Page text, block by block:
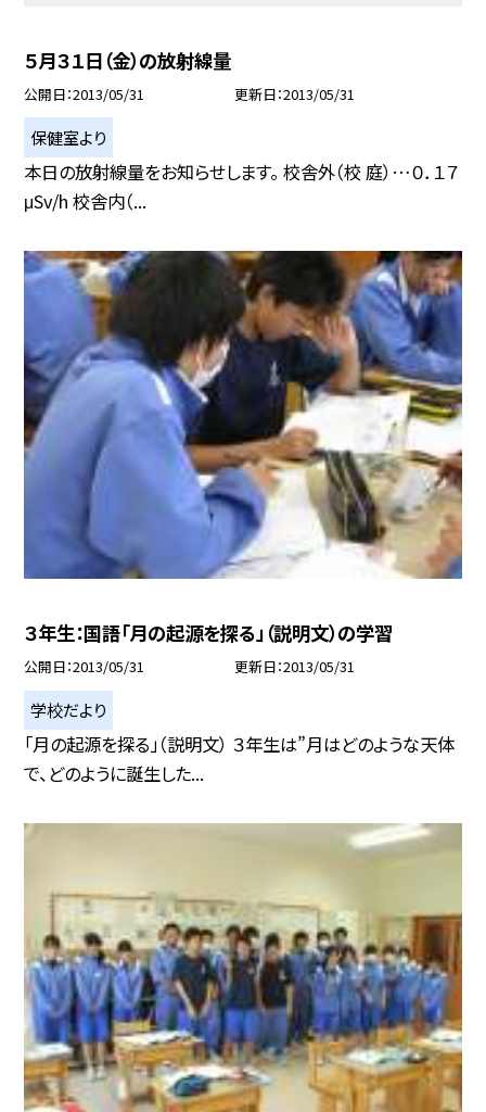
５月３１日（金）の放射線量
公開日 2013/05/31 更新日 2013/05/31
保健室より
本日の放射線量をお知らせします。 校舎外（校 庭）…０．１７
μSv/h 校舎内（...
３年生：国語「月の起源を探る」（説明文）の学習
公開日 2013/05/31 更新日 2013/05/31
学校だより
「月の起源を探る」（説明文） ３年生は”月はどのような天体
で、どのように誕生した...